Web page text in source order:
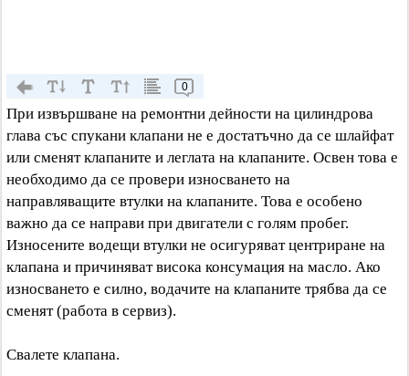
0
При извършване на ремонтни дейности на цилиндрова
глава със спукани клапани не е достатъчно да се шлайфат
или сменят клапаните и леглата на клапаните. Освен това е
необходимо да се провери износването на
направляващите втулки на клапаните. Това е особено
важно да се направи при двигатели с голям пробег.
Износените водещи втулки не осигуряват центриране на
клапана и причиняват висока консумация на масло. Ако
износването е силно, водачите на клапаните трябва да се
сменят (работа в сервиз).
Свалете клапана.